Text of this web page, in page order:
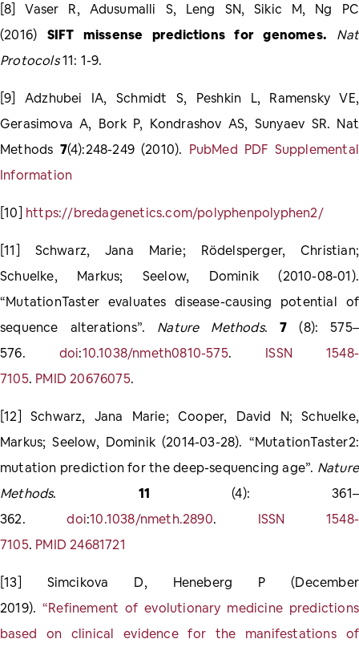
[8] Vaser R, Adusumalli S, Leng SN, Sikic M, Ng PC
(2016) SIFT missense predictions for genomes. Nat
Protocols11: 1-9.
[9] Adzhubei IA, Schmidt S, Peshkin L, Ramensky VE,
Gerasimova A, Bork P, Kondrashov AS, Sunyaev SR. Nat
Methods 7(4):248-249 (2010). PubMed PDF Supplemental
Information
[10] https://bredagenetics.com/polyphenpolyphen2/
[11] Schwarz, Jana Marie; Rödelsperger, Christian;
Schuelke, Markus; Seelow, Dominik (2010-08-01).
“MutationTaster evaluates disease-causing potential of
sequence alterations”. Nature Methods.7 (8): 575–
576. doi:10.1038/nmeth0810-575. ISSN
1548-
7105. PMID 20676075.
[12] Schwarz, Jana Marie; Cooper, David N; Schuelke,
Markus; Seelow, Dominik (2014-03-28). “MutationTaster2:
mutation prediction for the deep-sequencing age”. Nature
Methods. 11 (4): 361–
362.doi:10.1038/nmeth.2890. ISSN
1548-
7105. PMID 24681721
[13] Simcikova D, Heneberg P (December
2019). “Refinement of evolutionary medicine predictions
based on clinical evidence for the manifestations of